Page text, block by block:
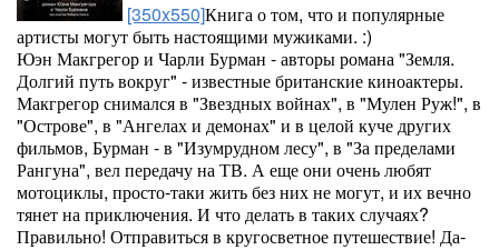
[350x550]Книга о том, что и популярные
артисты могут быть настоящими мужиками. :)
Юэн Макгрегор и Чарли Бурман - авторы романа "Земля.
Долгий путь вокруг" - известные британские киноактеры.
Макгрегор снимался в "Звездных войнах", в "Мулен Руж!", в
"Острове", в "Ангелах и демонах" и в целой куче других
фильмов, Бурман - в "Изумрудном лесу", в "За пределами
Рангуна", вел передачу на ТВ. А еще они очень любят
мотоциклы, просто-таки жить без них не могут, и их вечно
тянет на приключения. И что делать в таких случаях?
Правильно! Отправиться в кругосветное путешествие! Да-